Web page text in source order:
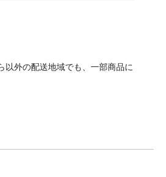
以外の配送地域でも、一部商品に